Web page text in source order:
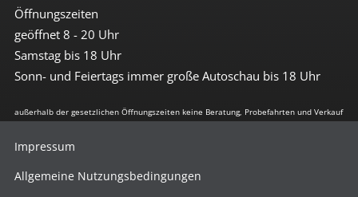
Touchscreen
USB-Anschluss
Sicherheit
3te Bremsleuchte
Abstandswarnsystem
Antischlupfregulierung
Berganfahrhilfe
Öffnungszeiten
geöffnet 8 - 20 Uhr
Samstag bis 18 Uhr
Sonn- und Feiertags immer große Autoschau bis 18 Uhr
außerhalb der gesetzlichen Öffnungszeiten keine Beratung, Probefahrten und Verkauf
Impressum
Allgemeine Nutzungsbedingungen